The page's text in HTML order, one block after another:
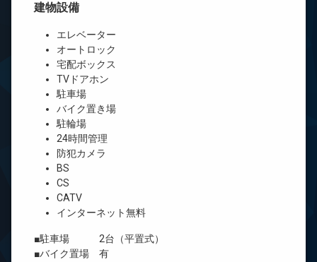
建物設備
エレベーター
オートロック
宅配ボックス
TVドアホン
駐車場
バイク置き場
駐輪場
24時間管理
防犯カメラ
BS
CS
CATV
インターネット無料
■駐車場 2台（平置式）
■バイク置場 有